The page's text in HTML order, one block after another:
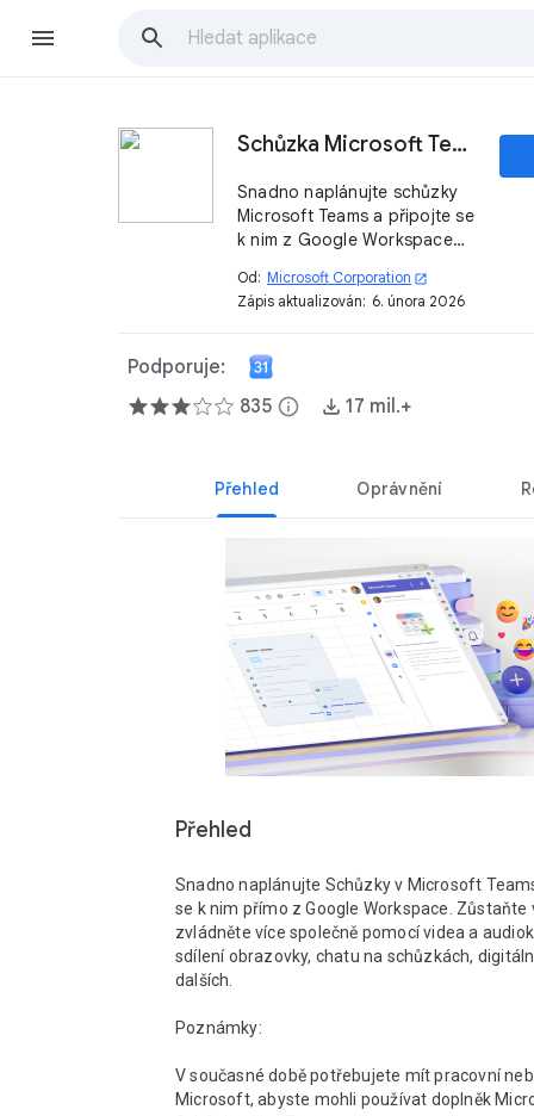
Schůzka Microsoft Teams
Snadno naplánujte schůzky
Microsoft Teams a připojte se
k nim z Google Workspace
školního účtu Teams.
Od: Microsoft Corporation open_in_new
Zápis aktualizován: 6. února 2026
Podporuje:
835 info 17 mil.+
Přehled Oprávnění
Přehled
Snadno naplánujte Schůzky v Microsoft
se k nim přímo z Google Workspace. Zůstaňte
zvládněte více společně pomocí videa a
sdílení obrazovky, chatu na schůzkách,
dalších.
Poznámky:
V současné době potřebujete mít pracovní
Microsoft, abyste mohli používat doplněk